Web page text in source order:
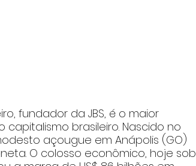
fundador da JBS, é o maior
brasileiro. Nascido no
açougue em Anápolis (GO)
O colosso econômico, hoje sob